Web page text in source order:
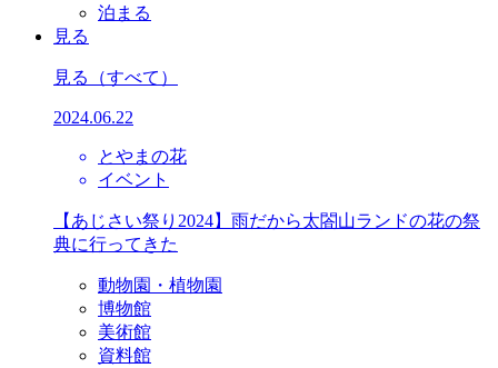
泊まる
見る
見る （すべて）
2024.06.22
とやまの花
イベント
【あじさい祭り2024】雨だから太閤山ランドの花の祭
典に行ってきた
動物園・植物園
博物館
美術館
資料館